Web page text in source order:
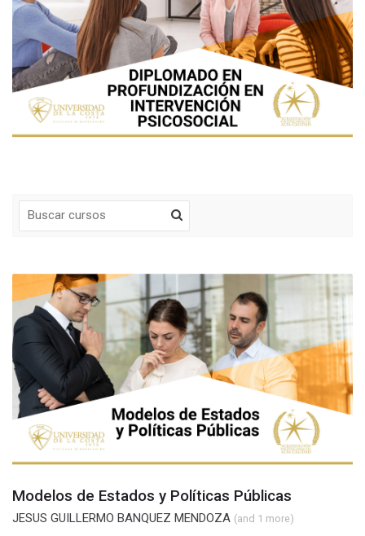
Modelos de Estados y Políticas Públicas
JESUS GUILLERMO BANQUEZ MENDOZA (and 1 more)